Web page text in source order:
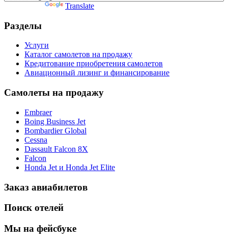
Translate
Разделы
Услуги
Каталог самолетов на продажу
Кредитование приобретения самолетов
Авиационный лизинг и финансирование
Самолеты на продажу
Embraer
Boing Business Jet
Bombardier Global
Cessna
Dassault Falcon 8X
Falcon
Honda Jet и Honda Jet Elite
Заказ авиабилетов
Поиск отелей
Мы на фейсбуке